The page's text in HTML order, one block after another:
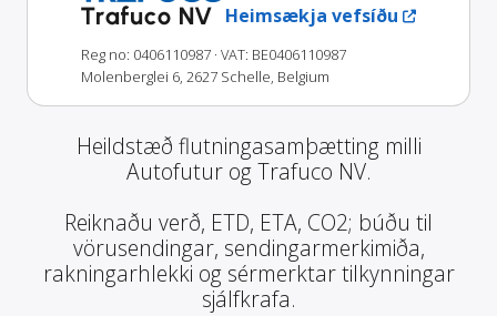
Trafuco NV Heimsækja vefsíðu
Reg no: 0406110987 · VAT: BE0406110987
Molenberglei 6, 2627 Schelle, Belgium
Heildstæð flutningasamþætting milli
Autofutur og Trafuco NV.
Reiknaðu verð, ETD, ETA, CO2; búðu til
vörusendingar, sendingarmerkimiða,
rakningarhlekki og sérmerktar tilkynningar
sjálfkrafa.